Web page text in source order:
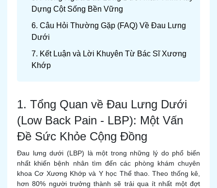
Dựng Cột Sống Bền Vững
6. Câu Hỏi Thường Gặp (FAQ) Về Đau Lưng
Dưới
7. Kết Luận và Lời Khuyên Từ Bác Sĩ Xương
Khớp
1. Tổng Quan về Đau Lưng Dưới
(Low Back Pain - LBP): Một Vấn
Đề Sức Khỏe Cộng Đồng
Đau lưng dưới (LBP) là một trong những lý do phổ biến
nhất khiến bệnh nhân tìm đến các phòng khám chuyên
khoa Cơ Xương Khớp và Y học Thể thao. Theo thống kê,
hơn 80% người trưởng thành sẽ trải qua ít nhất một đợt